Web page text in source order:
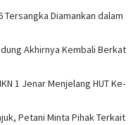
Diamankan dalam
Akhirnya Kembali Berkat
1 Jenar Menjelang HUT Ke-
Petani Minta Pihak Terkait